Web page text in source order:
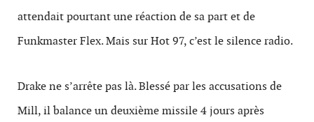
attendait pourtant une réaction de sa part et de
Funkmaster Flex. Mais sur Hot 97, c’est le silence radio.
Drake ne s’arrête pas là. Blessé par les accusations de
Mill, il balance un deuxième missile 4 jours après